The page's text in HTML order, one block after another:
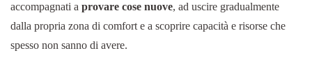
accompagnati a provare cose nuove, ad uscire gradualmente
dalla propria zona di comfort e a scoprire capacità e risorse che
spesso non sanno di avere.